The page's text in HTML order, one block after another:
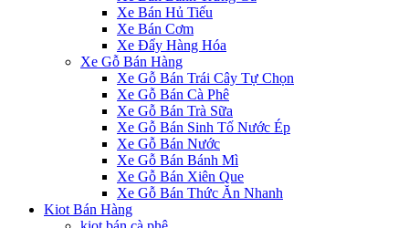
Xe Bán Hủ Tiếu
Xe Bán Cơm
Xe Đẩy Hàng Hóa
Xe Gỗ Bán Hàng
Xe Gỗ Bán Trái Cây Tự Chọn
Xe Gỗ Bán Cà Phê
Xe Gỗ Bán Trà Sữa
Xe Gỗ Bán Sinh Tố Nước Ép
Xe Gỗ Bán Nước
Xe Gỗ Bán Bánh Mì
Xe Gỗ Bán Xiên Que
Xe Gỗ Bán Thức Ăn Nhanh
Kiot Bán Hàng